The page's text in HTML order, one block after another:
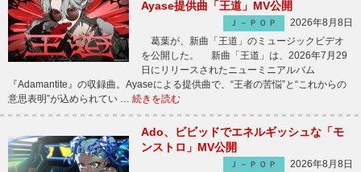
Ayase提供曲「王道」MV公開
Ｊ－ＰＯＰ
2026年8月8日
葛葉が、新曲「王道」のミュージックビデオ
を公開した。 新曲「王道」は、2026年7月29
日にリリースされたニューミニアルバム
『Adamantite』の収録曲。Ayaseによる提供曲で、“王者の苦悩”と“これからの
意思表明”が込められてい … 続きを読む
Ado、ビビッドでエネルギッシュな「モ
ンストロ」MV公開
Ｊ－ＰＯＰ
2026年8月8日